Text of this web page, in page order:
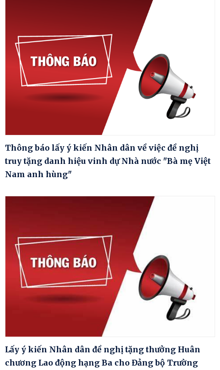
Thông báo lấy ý kiến Nhân dân về việc đề nghị
truy tặng danh hiệu vinh dự Nhà nước "Bà mẹ Việt
Nam anh hùng"
Lấy ý kiến Nhân dân đề nghị tặng thưởng Huân
chương Lao động hạng Ba cho Đảng bộ Trường